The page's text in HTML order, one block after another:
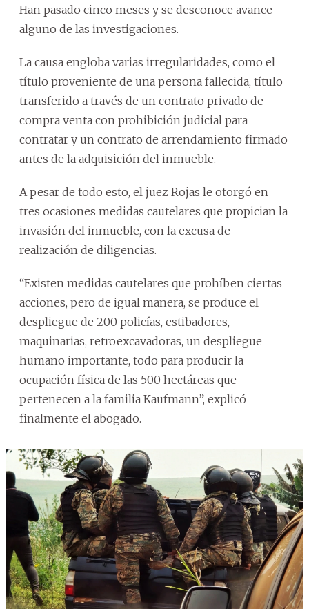
Han pasado cinco meses y se desconoce avance
alguno de las investigaciones.
La causa engloba varias irregularidades, como el
título proveniente de una persona fallecida, título
transferido a través de un contrato privado de
compra venta con prohibición judicial para
contratar y un contrato de arrendamiento firmado
antes de la adquisición del inmueble.
A pesar de todo esto, el juez Rojas le otorgó en
tres ocasiones medidas cautelares que propician la
invasión del inmueble, con la excusa de
realización de diligencias.
“Existen medidas cautelares que prohíben ciertas
acciones, pero de igual manera, se produce el
despliegue de 200 policías, estibadores,
maquinarias, retroexcavadoras, un despliegue
humano importante, todo para producir la
ocupación física de las 500 hectáreas que
pertenecen a la familia Kaufmann”, explicó
finalmente el abogado.